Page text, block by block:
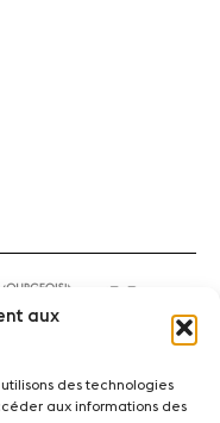
aux
des technologies
aux informations des